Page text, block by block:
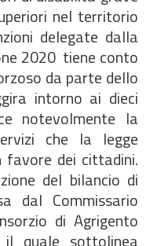
nel territorio
delegate dalla
2020 tiene conto
da parte dello
intorno ai dieci
notevolmente la
che la legge
favore dei cittadini.
del bilancio di
dal Commissario
di Agrigento
quale sottolinea